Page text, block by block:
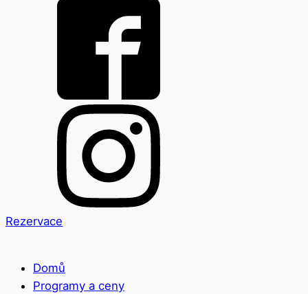
Rezervace
Domů
Programy a ceny